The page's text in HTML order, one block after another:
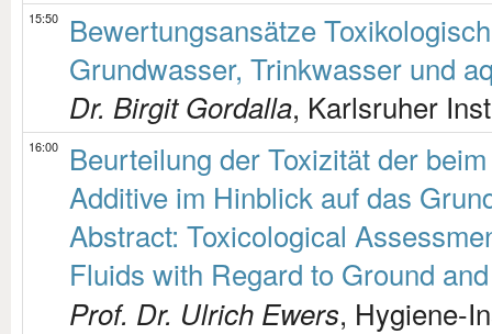
15:50
Bewertungsansätze
Grundwasser, Trinkwasser und
Dr. Birgit Gordalla, Karlsruher
16:00
Beurteilung der Toxizität der
Additive im Hinblick auf das
Abstract: Toxicological
Fluids with Regard to Ground
Prof. Dr. Ulrich Ewers, Hygiene-